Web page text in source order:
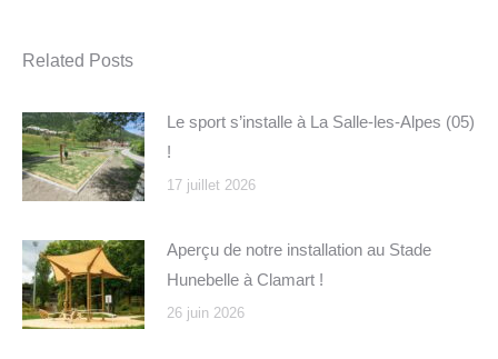
Related Posts
Le sport s’installe à La Salle-les-Alpes (05)
!
17 juillet 2026
Aperçu de notre installation au Stade
Hunebelle à Clamart !
26 juin 2026